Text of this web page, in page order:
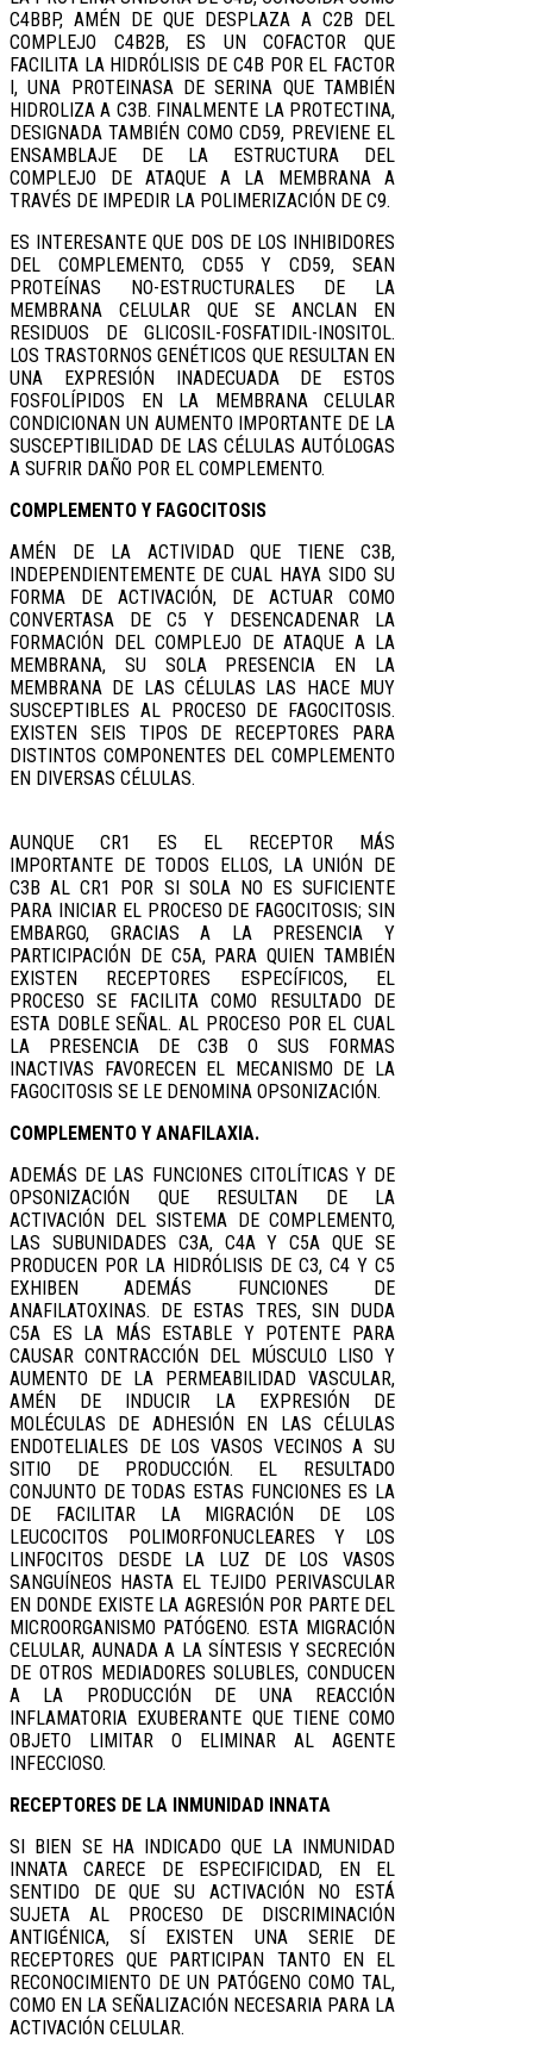
C4BBP, AMÉN DE QUE DESPLAZA A C2B DEL
COMPLEJO C4B2B, ES UN COFACTOR QUE
FACILITA LA HIDRÓLISIS DE C4B POR EL FACTOR
I, UNA PROTEINASA DE SERINA QUE TAMBIÉN
HIDROLIZA A C3B. FINALMENTE LA PROTECTINA,
DESIGNADA TAMBIÉN COMO CD59, PREVIENE EL
ENSAMBLAJE DE LA ESTRUCTURA DEL
COMPLEJO DE ATAQUE A LA MEMBRANA A
TRAVÉS DE IMPEDIR LA POLIMERIZACIÓN DE C9.
ES INTERESANTE QUE DOS DE LOS INHIBIDORES
DEL COMPLEMENTO, CD55 Y CD59, SEAN
PROTEÍNAS NO-ESTRUCTURALES DE LA
MEMBRANA CELULAR QUE SE ANCLAN EN
RESIDUOS DE GLICOSIL-FOSFATIDIL-INOSITOL.
LOS TRASTORNOS GENÉTICOS QUE RESULTAN EN
UNA EXPRESIÓN INADECUADA DE ESTOS
FOSFOLÍPIDOS EN LA MEMBRANA CELULAR
CONDICIONAN UN AUMENTO IMPORTANTE DE LA
SUSCEPTIBILIDAD DE LAS CÉLULAS AUTÓLOGAS
A SUFRIR DAÑO POR EL COMPLEMENTO.
COMPLEMENTO Y FAGOCITOSIS
AMÉN DE LA ACTIVIDAD QUE TIENE C3B,
INDEPENDIENTEMENTE DE CUAL HAYA SIDO SU
FORMA DE ACTIVACIÓN, DE ACTUAR COMO
CONVERTASA DE C5 Y DESENCADENAR LA
FORMACIÓN DEL COMPLEJO DE ATAQUE A LA
MEMBRANA, SU SOLA PRESENCIA EN LA
MEMBRANA DE LAS CÉLULAS LAS HACE MUY
SUSCEPTIBLES AL PROCESO DE FAGOCITOSIS.
EXISTEN SEIS TIPOS DE RECEPTORES PARA
DISTINTOS COMPONENTES DEL COMPLEMENTO
EN DIVERSAS CÉLULAS.
AUNQUE CR1 ES EL RECEPTOR MÁS
IMPORTANTE DE TODOS ELLOS, LA UNIÓN DE
C3B AL CR1 POR SI SOLA NO ES SUFICIENTE
PARA INICIAR EL PROCESO DE FAGOCITOSIS; SIN
EMBARGO, GRACIAS A LA PRESENCIA Y
PARTICIPACIÓN DE C5A, PARA QUIEN TAMBIÉN
EXISTEN RECEPTORES ESPECÍFICOS, EL
PROCESO SE FACILITA COMO RESULTADO DE
ESTA DOBLE SEÑAL. AL PROCESO POR EL CUAL
LA PRESENCIA DE C3B O SUS FORMAS
INACTIVAS FAVORECEN EL MECANISMO DE LA
FAGOCITOSIS SE LE DENOMINA OPSONIZACIÓN.
COMPLEMENTO Y ANAFILAXIA.
ADEMÁS DE LAS FUNCIONES CITOLÍTICAS Y DE
OPSONIZACIÓN QUE RESULTAN DE LA
ACTIVACIÓN DEL SISTEMA DE COMPLEMENTO,
LAS SUBUNIDADES C3A, C4A Y C5A QUE SE
PRODUCEN POR LA HIDRÓLISIS DE C3, C4 Y C5
EXHIBEN ADEMÁS FUNCIONES DE
ANAFILATOXINAS. DE ESTAS TRES, SIN DUDA
C5A ES LA MÁS ESTABLE Y POTENTE PARA
CAUSAR CONTRACCIÓN DEL MÚSCULO LISO Y
AUMENTO DE LA PERMEABILIDAD VASCULAR,
AMÉN DE INDUCIR LA EXPRESIÓN DE
MOLÉCULAS DE ADHESIÓN EN LAS CÉLULAS
ENDOTELIALES DE LOS VASOS VECINOS A SU
SITIO DE PRODUCCIÓN. EL RESULTADO
CONJUNTO DE TODAS ESTAS FUNCIONES ES LA
DE FACILITAR LA MIGRACIÓN DE LOS
LEUCOCITOS POLIMORFONUCLEARES Y LOS
LINFOCITOS DESDE LA LUZ DE LOS VASOS
SANGUÍNEOS HASTA EL TEJIDO PERIVASCULAR
EN DONDE EXISTE LA AGRESIÓN POR PARTE DEL
MICROORGANISMO PATÓGENO. ESTA MIGRACIÓN
CELULAR, AUNADA A LA SÍNTESIS Y SECRECIÓN
DE OTROS MEDIADORES SOLUBLES, CONDUCEN
A LA PRODUCCIÓN DE UNA REACCIÓN
INFLAMATORIA EXUBERANTE QUE TIENE COMO
OBJETO LIMITAR O ELIMINAR AL AGENTE
INFECCIOSO.
RECEPTORES DE LA INMUNIDAD INNATA
SI BIEN SE HA INDICADO QUE LA INMUNIDAD
INNATA CARECE DE ESPECIFICIDAD, EN EL
SENTIDO DE QUE SU ACTIVACIÓN NO ESTÁ
SUJETA AL PROCESO DE DISCRIMINACIÓN
ANTIGÉNICA, SÍ EXISTEN UNA SERIE DE
RECEPTORES QUE PARTICIPAN TANTO EN EL
RECONOCIMIENTO DE UN PATÓGENO COMO TAL,
COMO EN LA SEÑALIZACIÓN NECESARIA PARA LA
ACTIVACIÓN CELULAR.